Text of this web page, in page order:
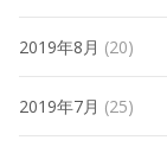
2019年8月 (20)
2019年7月 (25)